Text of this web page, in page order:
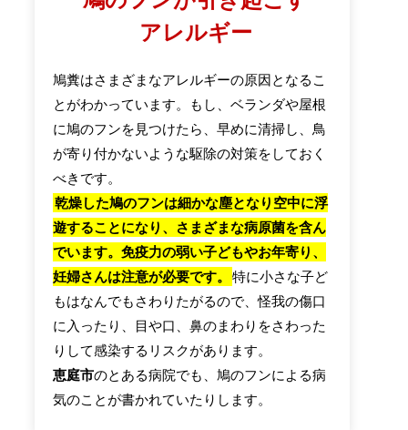
アレルギー
鳩糞はさまざまなアレルギーの原因となるこ
とがわかっています。もし、ベランダや屋根
に鳩のフンを見つけたら、早めに清掃し、鳥
が寄り付かないような駆除の対策をしておく
べきです。
乾燥した鳩のフンは細かな塵となり空中に浮
遊することになり、さまざまな病原菌を含ん
でいます。免疫力の弱い子どもやお年寄り、
妊婦さんは注意が必要です。
特に小さな子ど
もはなんでもさわりたがるので、怪我の傷口
に入ったり、目や口、鼻のまわりをさわった
りして感染するリスクがあります。
恵庭市のとある病院でも、鳩のフンによる病
気のことが書かれていたりします。